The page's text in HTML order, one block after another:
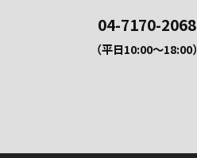
04-7170-2068
（平日10:00〜18:00）